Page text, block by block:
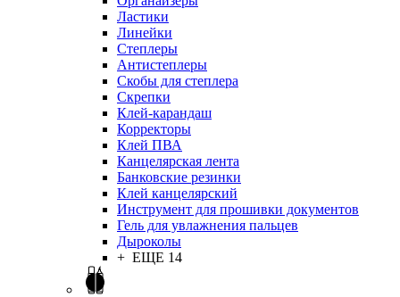
Ластики
Линейки
Степлеры
Антистеплеры
Скобы для степлера
Скрепки
Клей-карандаш
Корректоры
Клей ПВА
Канцелярская лента
Банковские резинки
Клей канцелярский
Инструмент для прошивки документов
Гель для увлажнения пальцев
Дыроколы
+ ЕЩЕ 14